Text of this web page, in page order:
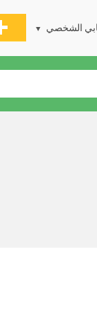
الشخصي